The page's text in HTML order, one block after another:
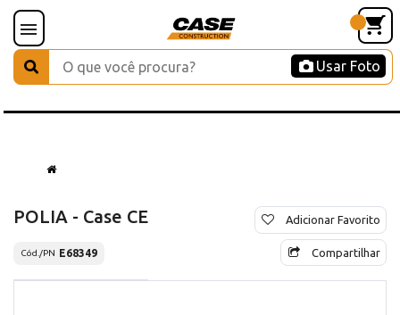
Usar Foto
POLIA - Case CE
Cód./PN E68349
Adicionar Favorito
Compartilhar